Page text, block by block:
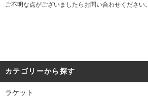
ご不明な点がございましたらお問い合わせください。
カテゴリーから探す
ラケット